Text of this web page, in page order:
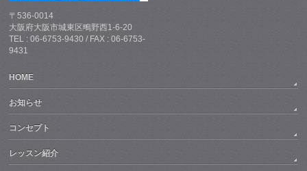
〒536-0014
大阪府大阪市城東区鴫野西1-6-20
TEL : 06-6753-9430 / FAX : 06-6753-
9431
HOME
お知らせ
コンセプト
レッスン紹介